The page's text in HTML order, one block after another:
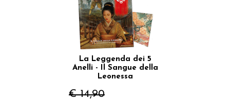
La Leggenda dei 5
Anelli - Il Sangue della
Leonessa
€ 14,90